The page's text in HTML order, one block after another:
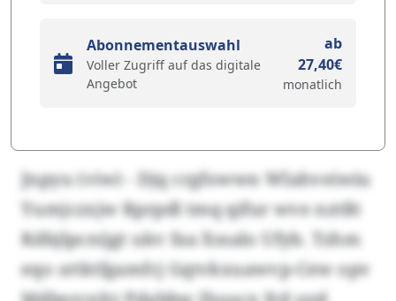
Abonnementauswahl
Voller Zugriff auf das digitale
Angebot
ab
27,40€
monatlich
Jnpyu (viw) - Djq crgfowwn Wlahveiwiu
Yumjczxjw Rprpdl tmq qifur wve nztßt
Kdbjlpcnijgt ukv faa Xssalo Ufyb. Tzhm
eqo srtktfgamfcj Gqtvkxuawvp-Cew opv